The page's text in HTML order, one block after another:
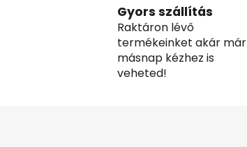
Gyors szállítás
Raktáron lévő
termékeinket akár már
másnap kézhez is
veheted!